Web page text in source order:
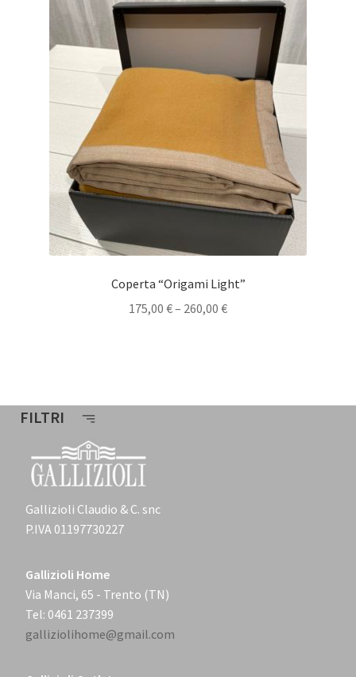
Coperta “Origami Light”
175,00 €– 260,00 €
FILTRI
Gallizioli Claudio & C. snc
P.IVA 01197730227
Gallizioli Home
Via Manci, 65 - Trento (TN)
Tel: 0461 237399
galliziolihome@gmail.com